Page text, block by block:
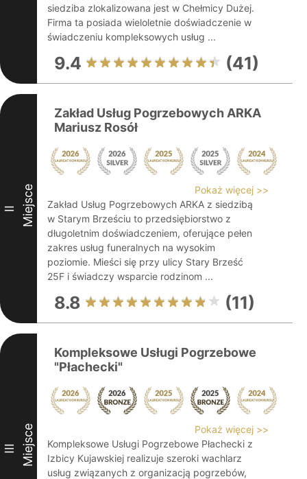
siedziba zlokalizowana jest w Chełmicy Dużej.
Firma ta posiada wieloletnie doświadczenie w
świadczeniu kompleksowych usług ...
9.4 (41)
II Miejsce
Zakład Usług Pogrzebowych ARKA
Mariusz Rosół
Pokaż więcej >>
Zakład Usług Pogrzebowych ARKA z siedzibą
w Starym Brześciu to przedsiębiorstwo z
długoletnim doświadczeniem, oferujące pełen
zakres usług funeralnych na wysokim
poziomie. Mieści się przy ulicy Stary Brześć
25F i świadczy wsparcie rodzinom ...
8.8 (11)
III Miejsce
Kompleksowe Usługi Pogrzebowe
"Płachecki"
Pokaż więcej >>
Kompleksowe Usługi Pogrzebowe Płachecki z
Izbicy Kujawskiej realizuje szeroki wachlarz
usług związanych z organizacją pogrzebów,